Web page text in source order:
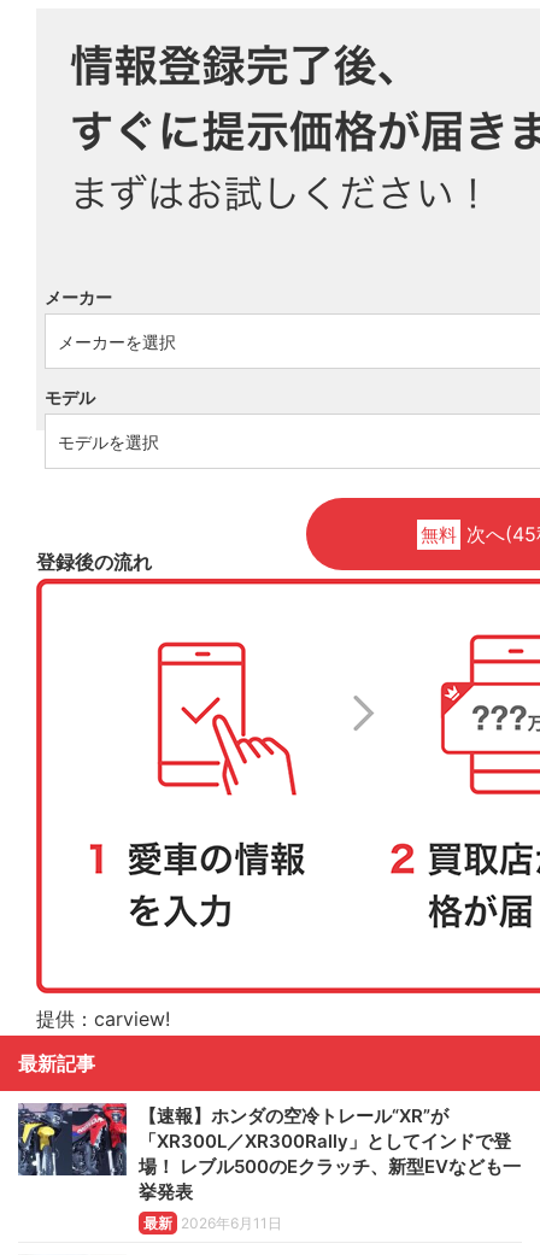
メーカー
モデル
無料 次へ
登録後の流れ
提供：carview!
最新記事
【速報】ホンダの空冷トレール“XR”が
「XR300L／XR300Rally」としてインドで登
場！ レブル500のEクラッチ、新型EVなども一
挙発表
最新 2026年6月11日